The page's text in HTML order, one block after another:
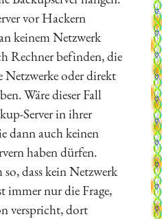
vor Hackern
keinem Netzwerk
Rechner befinden, die
Netzwerke oder direkt
Wäre dieser Fall
Server in ihrer
dann auch keinen
haben dürfen.
dass kein Netzwerk
immer nur die Frage,
verspricht, dort